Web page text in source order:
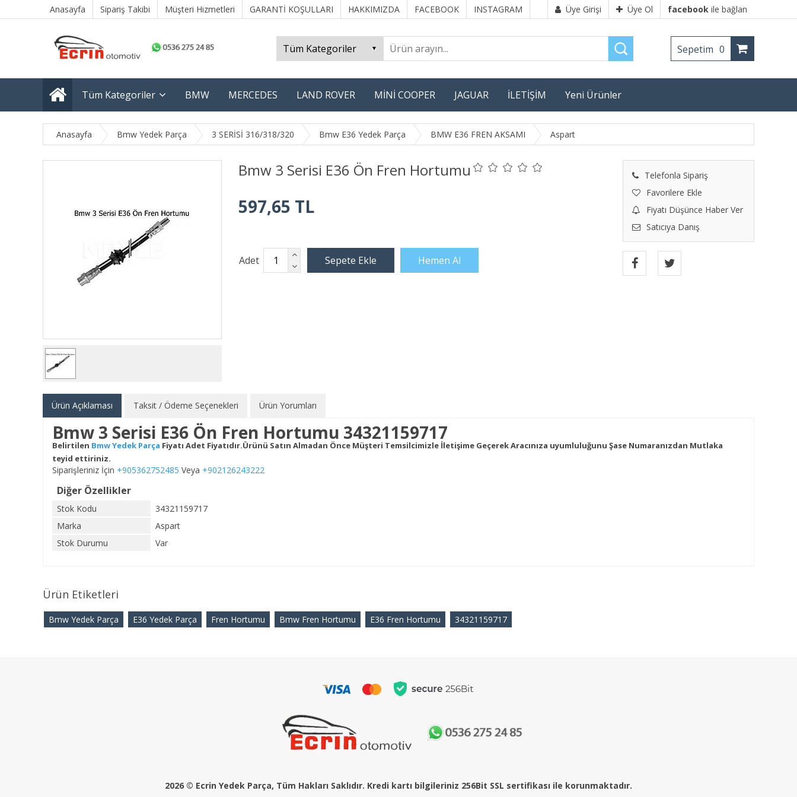
Anasayfa Sipariş Takibi Müşteri Hizmetleri GARANTİ KOŞULLARI HAKKIMIZDA FACEBOOK INSTAGRAM Üye Girişi Üye Ol facebook ile bağlan
Sepetim 0
Tüm Kategoriler BMW MERCEDES LAND ROVER MİNİ COOPER JAGUAR İLETİŞİM Yeni Ürünler
Anasayfa Bmw Yedek Parça 3 SERİSİ 316/318/320 Bmw E36 Yedek Parça BMW E36 FREN AKSAMI Aspart
Bmw 3 Serisi E36 Ön Fren Hortumu
Telefonla Sipariş
Favorilere Ekle
Fiyatı Düşünce Haber Ver
Satıcıya Danış
597,65 TL
Adet
Ürün Açıklaması Taksit / Ödeme Seçenekleri Ürün Yorumları
Bmw 3 Serisi E36 Ön Fren Hortumu 34321159717
Belirtilen Bmw Yedek Parça Fiyatı Adet Fiyatıdır.Ürünü Satın Almadan Önce Müşteri Temsilcimizle İletişime Geçerek Aracınıza uyumluluğunu Şase Numaranızdan Mutlaka
teyid ettiriniz.
Siparişleriniz İçin +905362752485 Veya +902126243222
Diğer Özellikler
Stok Kodu
34321159717
Marka
Aspart
Stok Durumu
Var
Ürün Etiketleri
Bmw Yedek Parça E36 Yedek Parça Fren Hortumu Bmw Fren Hortumu E36 Fren Hortumu 34321159717
2026 © Ecrin Yedek Parça, Tüm Hakları Saklıdır. Kredi kartı bilgileriniz 256Bit SSL sertifikası ile korunmaktadır.